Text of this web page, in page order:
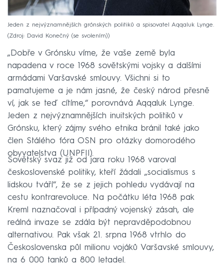
Jeden z nejvýznamnějších grónských politiků a spisovatel Aqqaluk Lynge.
Zdroj: David Konečný (se svolením)
„Dobře v Grónsku víme, že vaše země byla
napadena v roce 1968 sovětskými vojsky a dalšími
armádami Varšavské smlouvy. Všichni si to
pamatujeme a je nám jasné, že český národ přesně
ví, jak se teď cítíme,“ porovnává Aqqaluk Lynge.
Jeden z nejvýznamnějších inuitských politiků v
Grónsku, který zájmy svého etnika bránil také jako
člen Stálého fóra OSN pro otázky domorodého
obyvatelstva (UNPFII).
Sovětský svaz již od jara roku 1968 varoval
československé politiky, kteří žádali „socialismus s
lidskou tváří“, že se z jejich pohledu vydávají na
cestu kontrarevoluce. Na počátku léta 1968 pak
Kreml naznačoval i případný vojenský zásah, ale
reálná invaze se zdála být nepravděpodobnou
alternativou. Pak však 21. srpna 1968 vtrhlo do
Československa půl milionu vojáků Varšavské smlouvy,
na 6 000 tanků a 800 letadel.